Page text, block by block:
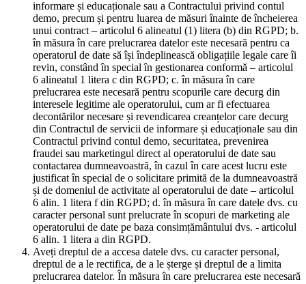
informare și educaționale sau a Contractului privind contul
demo, precum și pentru luarea de măsuri înainte de încheierea
unui contract – articolul 6 alineatul (1) litera (b) din RGPD; b.
în măsura în care prelucrarea datelor este necesară pentru ca
operatorul de date să își îndeplinească obligațiile legale care îi
revin, constând în special în gestionarea conformă – articolul
6 alineatul 1 litera c din RGPD; c. în măsura în care
prelucrarea este necesară pentru scopurile care decurg din
interesele legitime ale operatorului, cum ar fi efectuarea
decontărilor necesare și revendicarea creanțelor care decurg
din Contractul de servicii de informare și educaționale sau din
Contractul privind contul demo, securitatea, prevenirea
fraudei sau marketingul direct al operatorului de date sau
contactarea dumneavoastră, în cazul în care acest lucru este
justificat în special de o solicitare primită de la dumneavoastră
și de domeniul de activitate al operatorului de date – articolul
6 alin. 1 litera f din RGPD; d. în măsura în care datele dvs. cu
caracter personal sunt prelucrate în scopuri de marketing ale
operatorului de date pe baza consimțământului dvs. - articolul
6 alin. 1 litera a din RGPD.
Aveți dreptul de a accesa datele dvs. cu caracter personal,
dreptul de a le rectifica, de a le șterge și dreptul de a limita
prelucrarea datelor. În măsura în care prelucrarea este necesară